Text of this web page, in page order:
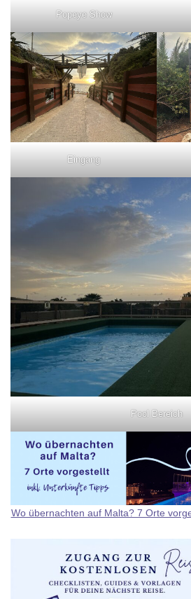
Popeye Show
Eingang
Pool Bereich
Wo übernachten auf Malta? 7 Orte